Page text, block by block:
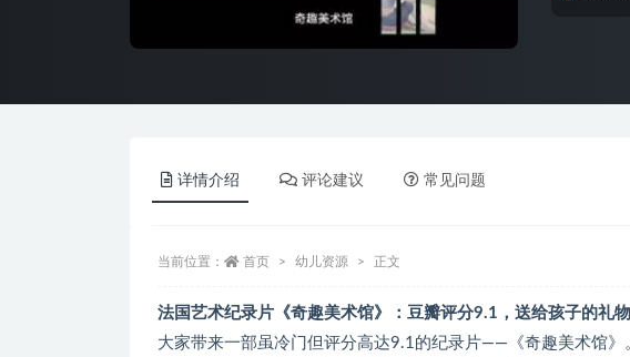
详情介绍 评论建议 常见问题
当前位置： 首页 幼儿资源 正文
法国艺术纪录片《奇趣美术馆》：豆瓣评分9.1，送给孩子的礼物
大家带来一部虽冷门但评分高达9.1的纪录片——《奇趣美术馆》